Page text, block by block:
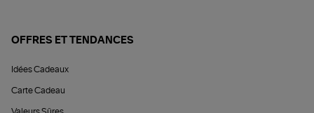
OFFRES ET TENDANCES
Idées Cadeaux
Carte Cadeau